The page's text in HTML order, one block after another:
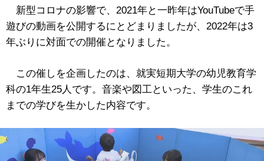
新型コロナの影響で、2021年と一昨年はYouTubeで手
遊びの動画を公開するにとどまりましたが、2022年は3
年ぶりに対面での開催となりました。
この催しを企画したのは、就実短期大学の幼児教育学
科の1年生25人です。音楽や図工といった、学生のこれ
までの学びを生かした内容です。